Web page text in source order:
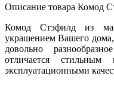
Описание товара Комод
Комод Стэфилд из
украшением Вашего
довольно
отличается
эксплуатационными